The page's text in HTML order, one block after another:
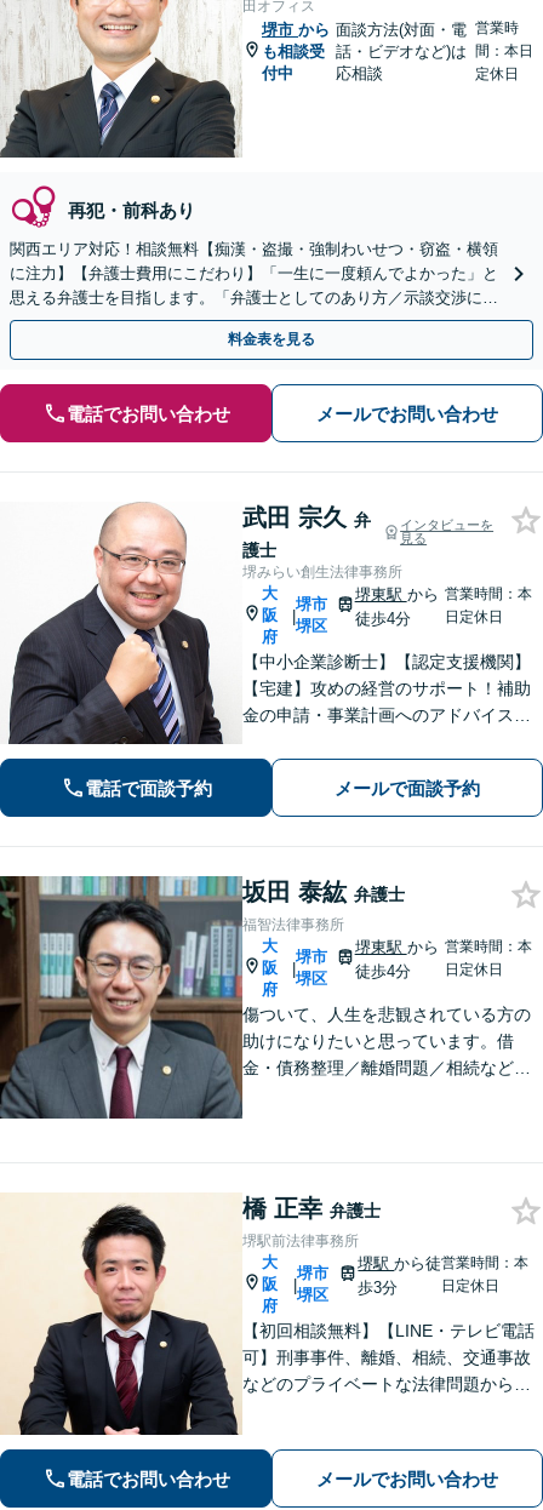
田オフィス
堺市 から
も相談受
付中
面談方法(対面・電
話・ビデオなど)は
応相談
営業時
間：本日
定休日
再犯・前科あり
関西エリア対応！相談無料【痴漢・盗撮・強制わいせつ・窃盗・横領
に注力】【弁護士費用にこだわり】「一生に一度頼んでよかった」と
思える弁護士を目指します。「弁護士としてのあり方／示談交渉に義
を」「弁護士費用にこだわる」依頼者に寄り添った金額設定
料金表を見る
電話でお問い合わせ メールでお問い合わせ
武田 宗久 弁
護士
インタビューを
見る
堺みらい創生法律事務所
大
阪
府
|
堺市
堺区
堺東駅 から
徒歩4分
営業時間：本
日定休日
【中小企業診断士】【認定支援機関】
【宅建】攻めの経営のサポート！補助
金の申請・事業計画へのアドバイス／
せ！財産分与・事業継承／交通事故／
債務整理／労働問題も【夜間・休日面
談】【完全個室】【堺東駅4分】
電話で面談予約 メールで面談予約
坂田 泰紘 弁護士
福智法律事務所
大
阪
府
|
堺市
堺区
堺東駅 から
徒歩4分
営業時間：本
日定休日
傷ついて、人生を悲観されている方の
助けになりたいと思っています。借
金・債務整理／離婚問題／相続など、
所を目指します
橋 正幸 弁護士
堺駅前法律事務所
大
阪
府
|
堺市
堺区
堺駅から徒
歩3分
営業時間：本
日定休日
【初回相談無料】【LINE・テレビ電話
可】刑事事件、離婚、相続、交通事故
などのプライベートな法律問題から、
広く対応。トラブル解決のための身近
な相談相手として、お気軽にご連絡く
電話でお問い合わせ メールでお問い合わせ